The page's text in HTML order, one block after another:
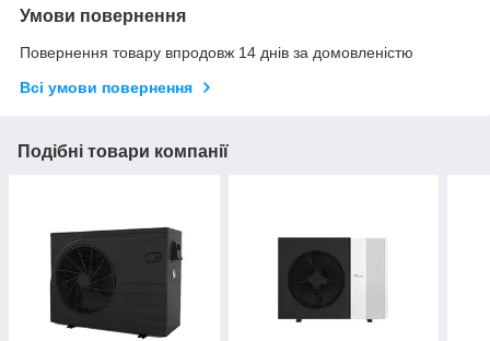
Умови повернення
Повернення товару впродовж 14 днів за домовленістю
Всі умови повернення
Подібні товари компанії